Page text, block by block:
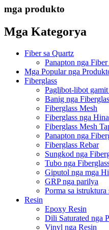
mga produkto
Mga Kategorya
Fiber sa Quartz
Panapton nga
Mga Popular nga
Fiberglass
Paglibot-libot
Banig nga
Fiberglass Mesh
Fiberglass nga
Fiberglass Mesh
Panapton nga
Fiberglass Rebar
Sungkod nga
Tubo nga
Giputol nga mga
GRP nga parilya
Porma sa istruktura
Resin
Epoxy Resin
Dili Saturated nga
Vinyl nga Resin